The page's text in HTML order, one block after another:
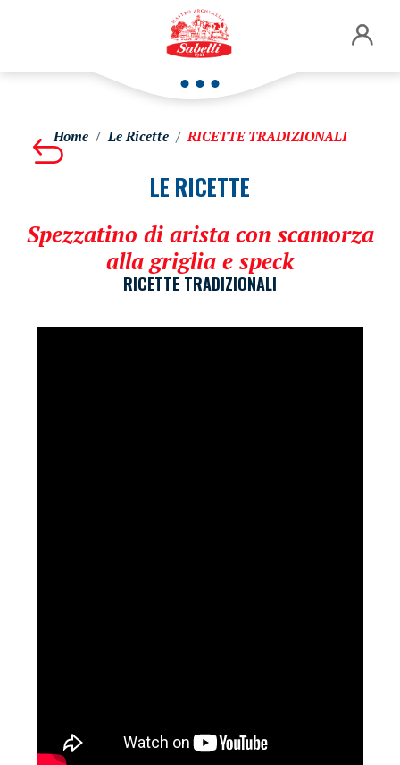
Home Le Ricette RICETTE TRADIZIONALI
LE RICETTE
Spezzatino di arista con scamorza
alla griglia e speck
RICETTE TRADIZIONALI